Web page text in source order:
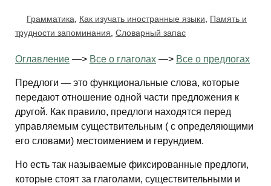
Грамматика Как изучать иностранные языки
Память и
трудности запоминания Словарный запас
Оглавление —> Все о глаголах —> Все о предлогах
Предлоги — это функциональные слова, которые
передают отношение одной части предложения к
другой. Как правило, предлоги находятся перед
управляемым существительным ( с определяющими
его словами) местоимением и герундием.
Но есть так называемые фиксированные предлоги,
которые стоят за глаголами, существительными и